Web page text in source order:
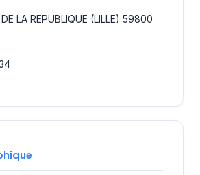
LA REPUBLIQUE (LILLE) 59800